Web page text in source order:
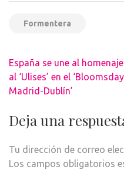
Formentera
Navegación
de
entradas
España se une al homenaje
al ‘Ulises’ en el ‘Bloomsday
Madrid-Dublín’
Deja una
Tu dirección de correo
Los campos obligatorios